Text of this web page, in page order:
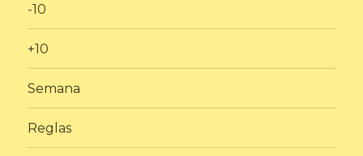
-10
+10
Semana
Reglas